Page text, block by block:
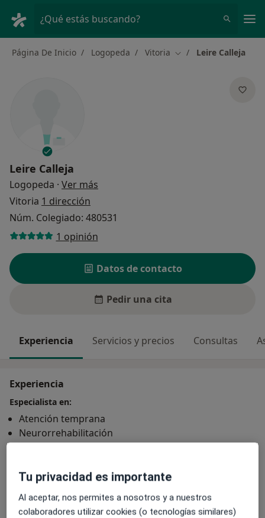
¿Qué estás buscando?
Página De Inicio Logopeda Vitoria Cambiar de ciudad
Leire Calleja
Leire Calleja
Logopeda · Ver más
Vitoria 1 dirección
Núm. Colegiado: 480531
1 opinión
Datos de contacto
Pedir una cita
Experiencia Servicios y precios Consultas
Experiencia
Especialista en:
Atención temprana
Neurorrehabilitación
Lectoescritura
Deglución atípica Afasia
Trastornos de la voz
Rotacismo +7
Tu privacidad es importante
Al aceptar, nos permites a nosotros y a nuestros
colaboradores utilizar cookies (o tecnologías similares)